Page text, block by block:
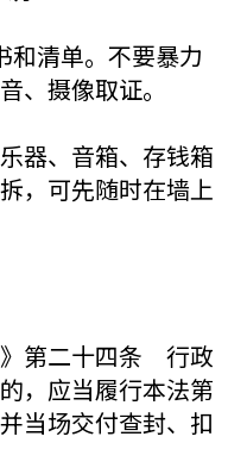
和清单。不要暴力
、摄像取证。
器、音箱、存钱箱
，可先随时在墙上
》第二十四条 行政
，应当履行本法第
当场交付查封、扣